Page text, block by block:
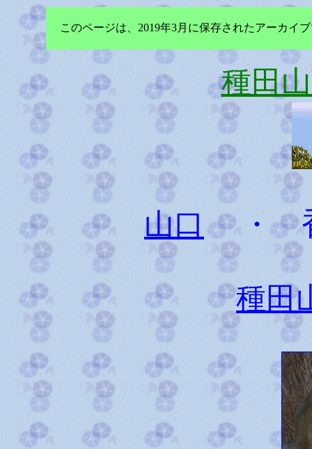
このページは、2019年3月に保存されたアーカイ
種田
山口 ・
種田